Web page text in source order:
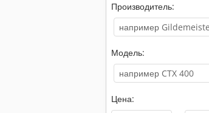
Производитель:
Модель:
Цена: